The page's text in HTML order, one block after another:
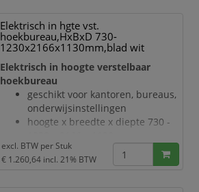
bladdikte 25 mm
draagvermogen 120 kg
verdieping links, hoek 135 °
geluidsniveau van 42 dB
T-voetonderstel van staal met
slag- en krasvaste poedercoating
in wit
hoogteverstelling via 2
elektromotoren
Botsingbescherming
hefsnelhe
Elektrisch in hgte vst.
hoekbureau,HxBxD 730-
1230x2166x1130mm,blad wit
Elektrisch in hoogte verstelbaar
hoekbureau
geschikt voor kantoren, bureaus,
onderwijsinstellingen
hoogte x breedte x diepte 730 -
blad van hout met
onderhoudsvriendelijke
excl. BTW per Stuk
€ 1.260,64 incl. 21% BTW